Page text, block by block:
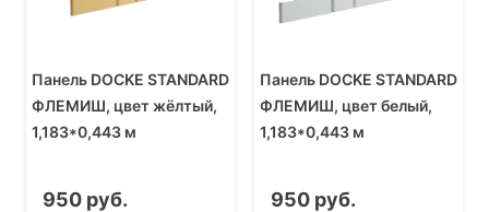
Панель DOCKE STANDARD
ФЛЕМИШ, цвет жёлтый,
1,183*0,443 м
950 руб.
Панель DOCKE STANDARD
ФЛЕМИШ, цвет белый,
1,183*0,443 м
950 руб.